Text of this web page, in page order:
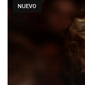
NUEVO